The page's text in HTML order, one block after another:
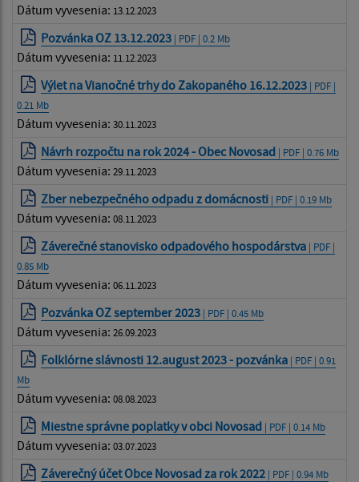
Dátum vyvesenia: 13.12.2023
Pozvánka OZ 13.12.2023 | PDF | 0.2 Mb
Dátum vyvesenia: 11.12.2023
Výlet na Vianočné trhy do Zakopaného 16.12.2023 | PDF |
0.21 Mb
Dátum vyvesenia: 30.11.2023
Návrh rozpočtu na rok 2024 - Obec Novosad | PDF | 0.76 Mb
Dátum vyvesenia: 29.11.2023
Zber nebezpečného odpadu z domácnosti | PDF | 0.19 Mb
Dátum vyvesenia: 08.11.2023
Záverečné stanovisko odpadového hospodárstva | PDF |
0.85 Mb
Dátum vyvesenia: 06.11.2023
Pozvánka OZ september 2023 | PDF | 0.45 Mb
Dátum vyvesenia: 26.09.2023
Folklórne slávnosti 12.august 2023 - pozvánka | PDF | 0.91
Mb
Dátum vyvesenia: 08.08.2023
Miestne správne poplatky v obci Novosad | PDF | 0.14 Mb
Dátum vyvesenia: 03.07.2023
Záverečný účet Obce Novosad za rok 2022 | PDF | 0.94 Mb